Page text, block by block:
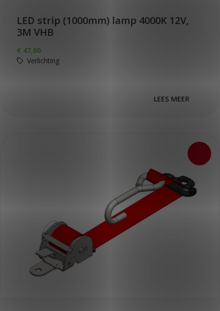
LED strip (1000mm) lamp 4000K 12V,
3M VHB
€ 47,00
Verlichting
LEES MEER